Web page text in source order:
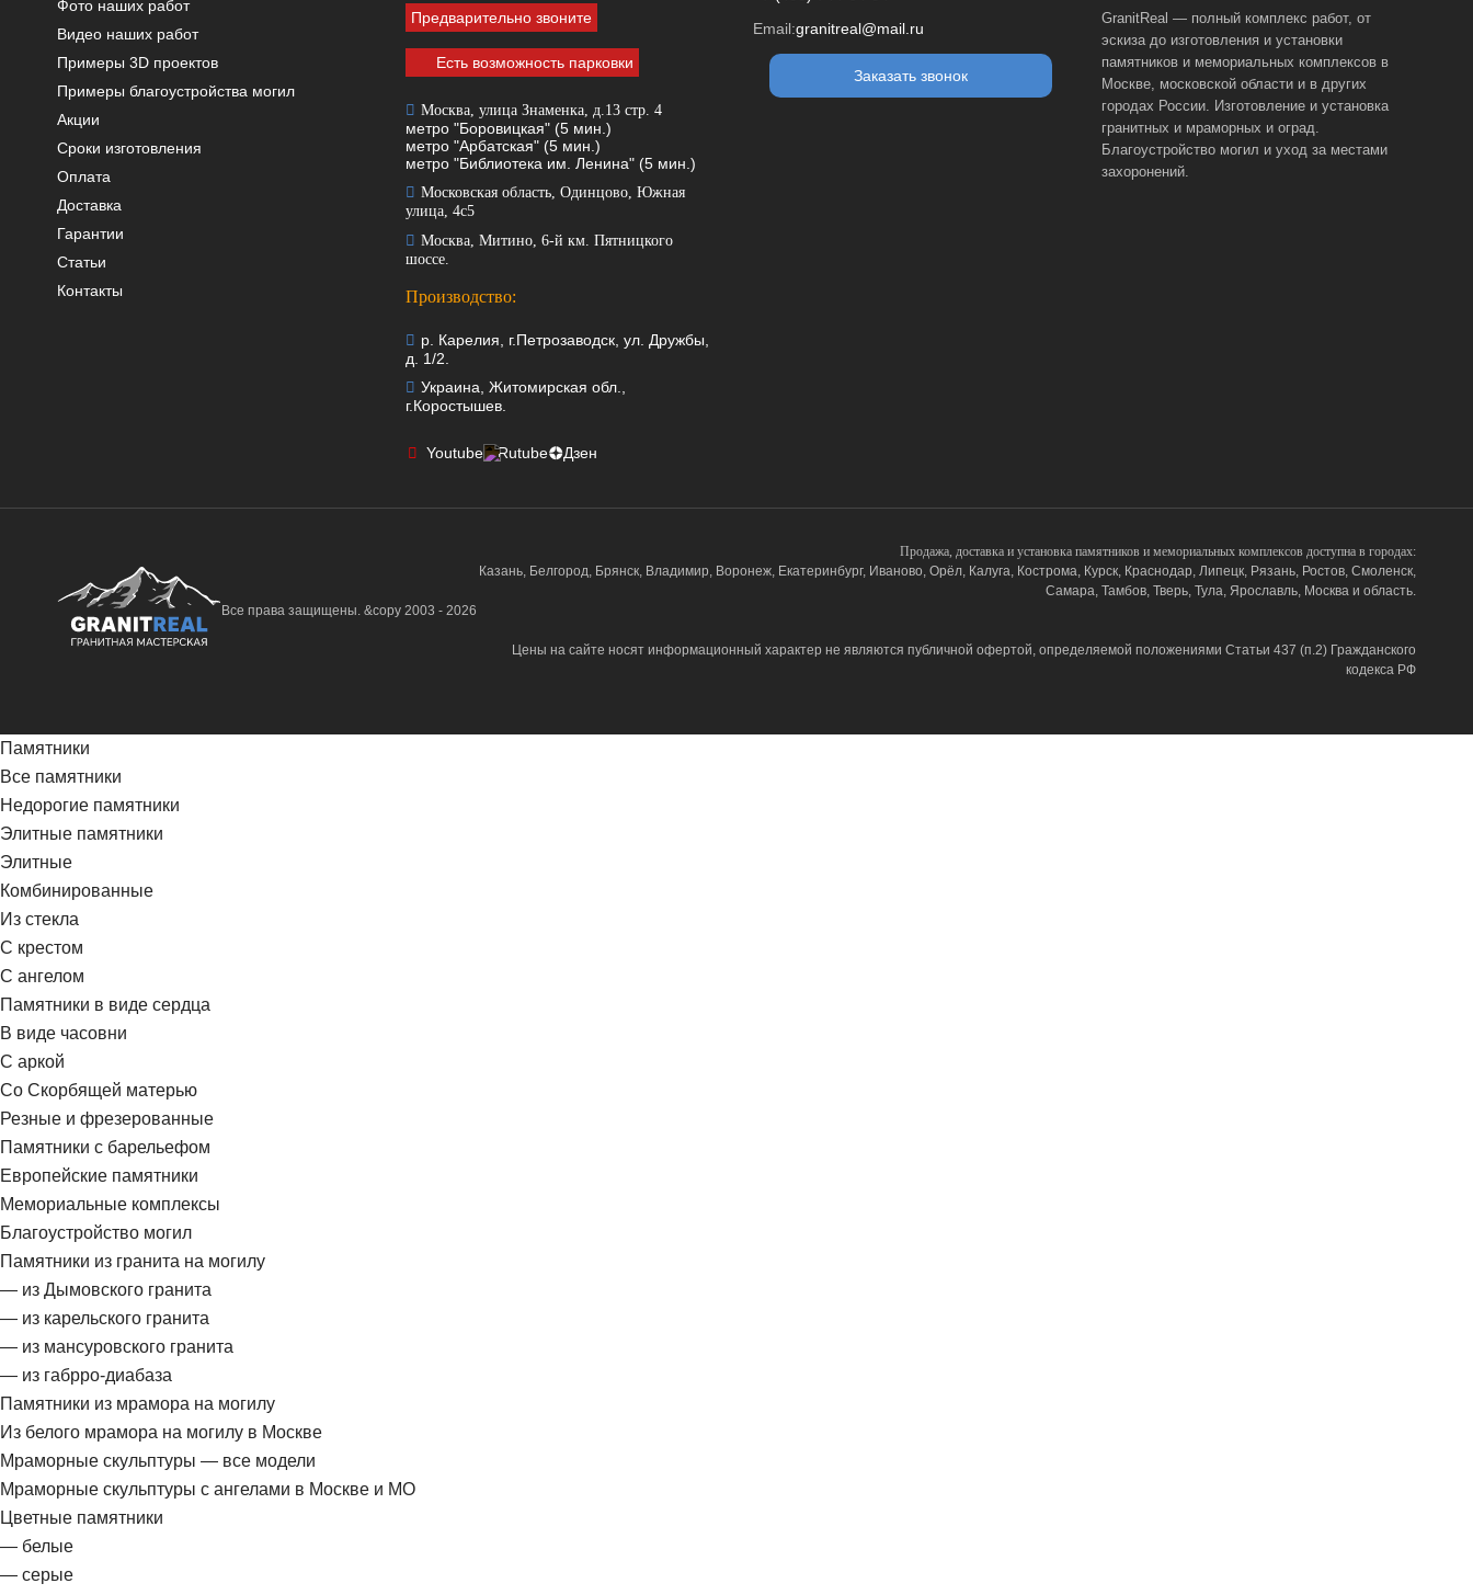
Фото наших работ
Видео наших работ
Примеры 3D проектов
Примеры благоустройства могил
Акции
Сроки изготовления
Оплата
Доставка
Гарантии
Статьи
Контакты
Предварительно звоните
Есть возможность парковки
Москва, улица Знаменка, д.13 стр. 4
метро "Боровицкая" (5 мин.)
метро "Арбатская" (5 мин.)
метро "Библиотека им. Ленина" (5 мин.)
Московская область, Одинцово, Южная
улица, 4с5
Москва, Митино, 6-й км. Пятницкого
шоссе.
Производство:
р. Карелия, г.Петрозаводск, ул. Дружбы,
д. 1/2.
Украина, Житомирская обл.,
г.Коростышев.
Youtube Rutube Дзен
Email:granitreal@mail.ru
Заказать звонок
GranitReal — полный комплекс работ, от
эскиза до изготовления и установки
памятников и мемориальных комплексов в
Москве, московской области и в других
городах России. Изготовление и установка
гранитных и мраморных и оград.
Благоустройство могил и уход за местами
захоронений.
Все права защищены. &copy 2003 - 2026
Продажа, доставка и установка памятников и мемориальных комплексов доступна в городах:
Казань, Белгород, Брянск, Владимир, Воронеж, Екатеринбург, Иваново, Орёл, Калуга, Кострома, Курск, Краснодар, Липецк, Рязань, Ростов, Смоленск,
Самара, Тамбов, Тверь, Тула, Ярославль, Москва и область.
Цены на сайте носят информационный характер не являются публичной офертой, определяемой положениями Статьи 437 (п.2) Гражданского
кодекса РФ
Памятники
Все памятники
Недорогие памятники
Элитные памятники
Элитные
Комбинированные
Из стекла
С крестом
С ангелом
Памятники в виде сердца
В виде часовни
С аркой
Со Скорбящей матерью
Резные и фрезерованные
Памятники с барельефом
Европейские памятники
Мемориальные комплексы
Благоустройство могил
Памятники из гранита на могилу
— из Дымовского гранита
— из карельского гранита
— из мансуровского гранита
— из габрро-диабаза
Памятники из мрамора на могилу
Из белого мрамора на могилу в Москве
Мраморные скульптуры — все модели
Мраморные скульптуры с ангелами в Москве и МО
Цветные памятники
— белые
— серые